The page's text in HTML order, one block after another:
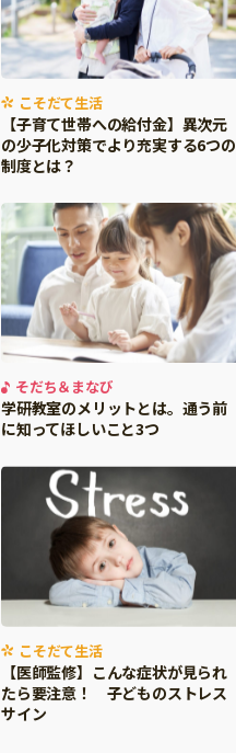
こそだて生活
【子育て世帯への給付金】異次元
の少子化対策でより充実する6つの
制度とは？
そだち＆まなび
学研教室のメリットとは。通う前
に知ってほしいこと3つ
こそだて生活
【医師監修】こんな症状が見られ
たら要注意！ 子どものストレス
サイン